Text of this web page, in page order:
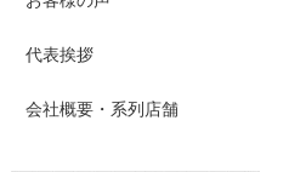
代表挨拶
会社概要・系列店舗